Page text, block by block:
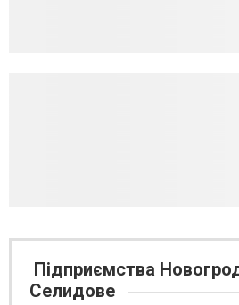
Підприємства
Селидове